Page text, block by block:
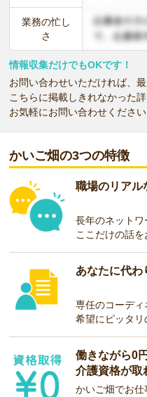
業務の忙し
さ
情報収集だけでもOKです！
お問い合わせいただければ、
こちらに掲載しきれなかった
お気軽にお問い合わせください
かいご畑の3つの特徴
職場のリアル
長年のネットワ
ここだけの話を
あなたに代わ
専任のコーデ
希望にピッタ
働きながら0
介護資格が取
かいご畑でお仕